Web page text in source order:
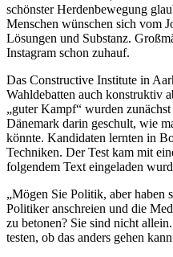
schönster Herdenbewegung
Menschen wünschen sich vom
Lösungen und Substanz.
Instagram schon zuhauf.
Das Constructive Institute in
Wahldebatten auch konstruktiv
„guter Kampf“ wurden
Dänemark darin geschult, wie
könnte. Kandidaten lernten in
Techniken. Der Test kam mit
folgendem Text eingeladen
„Mögen Sie Politik, aber haben
Politiker anschreien und die
zu betonen? Sie sind nicht
testen, ob das anders gehen